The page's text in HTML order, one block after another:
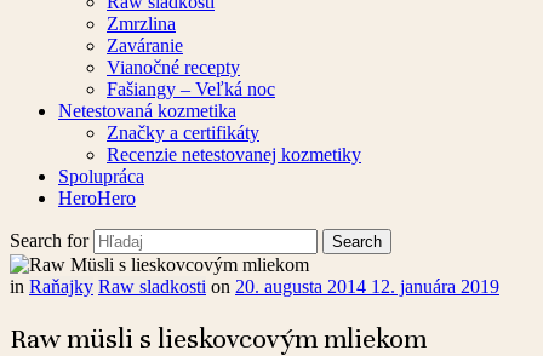
Zmrzlina
Zaváranie
Vianočné recepty
Fašiangy – Veľká noc
Netestovaná kozmetika
Značky a certifikáty
Recenzie netestovanej kozmetiky
Spolupráca
HeroHero
Search for
in Raňajky Raw sladkosti on 20. augusta 2014 12. januára 2019
Raw müsli s lieskovcovým mliekom